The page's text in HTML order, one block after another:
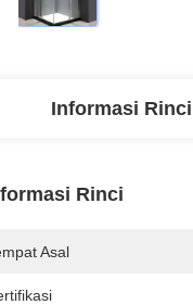
Informasi Rinci
Rinci
Asal